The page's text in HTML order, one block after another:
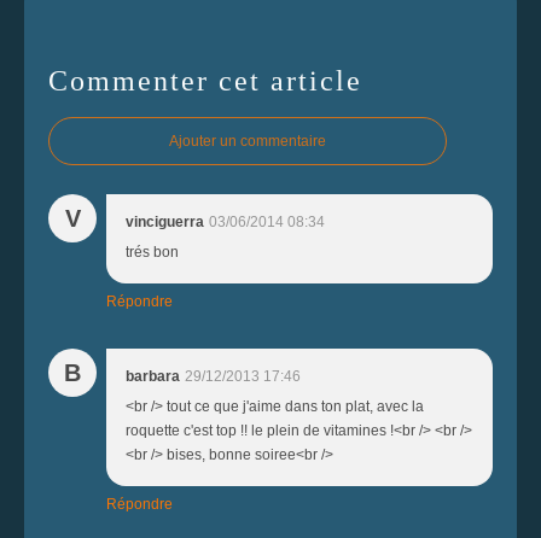
Commenter cet article
Ajouter un commentaire
V vinciguerra 03/06/2014 08:34
trés bon
Répondre
B barbara 29/12/2013 17:46
<br /> tout ce que j'aime dans ton plat, avec la
roquette c'est top !! le plein de vitamines !<br /> <br />
<br /> bises, bonne soiree<br />
Répondre